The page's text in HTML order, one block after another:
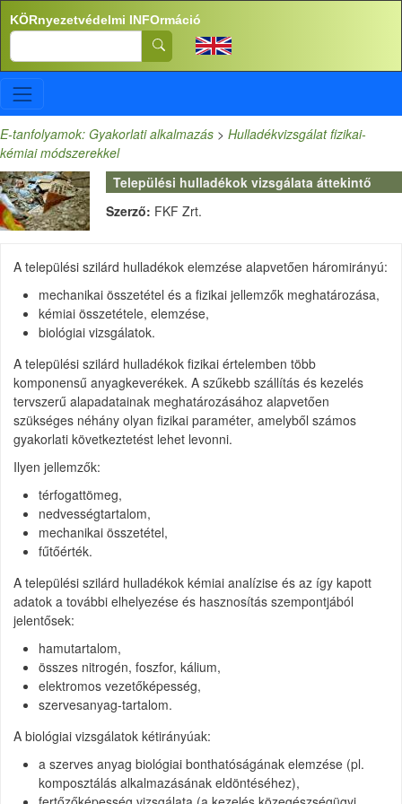
Ugrás a tartalomra
KÖRnyezetvédelmi INFOrmáció
Search
E-tanfolyamok: Gyakorlati alkalmazás > Hulladékvizsgálat fizikai-
kémiai módszerekkel
Települési hulladékok vizsgálata áttekintő
Szerző: FKF Zrt.
A települési szilárd hulladékok elemzése alapvetően háromirányú:
mechanikai összetétel és a fizikai jellemzők meghatározása,
kémiai összetétele, elemzése,
biológiai vizsgálatok.
A települési szilárd hulladékok fizikai értelemben több
komponensű anyagkeverékek. A szűkebb szállítás és kezelés
tervszerű alapadatainak meghatározásához alapvetően
szükséges néhány olyan fizikai paraméter, amelyből számos
gyakorlati következtetést lehet levonni.
Ilyen jellemzők:
térfogattömeg,
nedvességtartalom,
mechanikai összetétel,
fűtőérték.
A települési szilárd hulladékok kémiai analízise és az így kapott
adatok a további elhelyezése és hasznosítás szempontjából
jelentősek:
hamutartalom,
összes nitrogén, foszfor, kálium,
elektromos vezetőképesség,
szervesanyag-tartalom.
A biológiai vizsgálatok kétirányúak:
a szerves anyag biológiai bonthatóságának elemzése (pl.
komposztálás alkalmazásának eldöntéséhez),